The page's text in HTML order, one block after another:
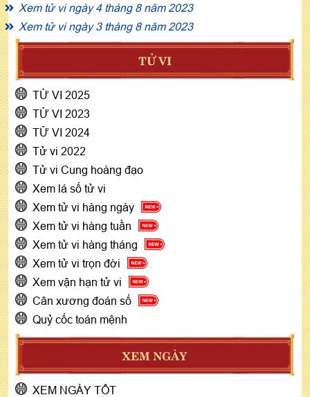
Xem tử vi ngày 4 tháng 8 năm 2023
Xem tử vi ngày 3 tháng 8 năm 2023
TỬ VI
TỬ VI 2025
TỬ VI 2023
TỬ VI 2024
Tử vi 2022
Tử vi Cung hoàng đạo
Xem lá số tử vi
Xem tử vi hàng ngày
Xem tử vi hàng tuần
Xem tử vi hàng tháng
Xem tử vi trọn đời
Xem vận hạn tử vi
Cân xương đoán số
Quỷ cốc toán mệnh
XEM NGÀY
XEM NGÀY TỐT